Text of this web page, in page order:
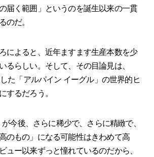
届く範囲」というのを誕生以来の一貫
のだ。
によると、近年ますます生産本数を少
るらしい。そして、その目論見は、
た「アルパイン イーグル」の世界的ヒ
するだろう。
今後、さらに稀少で、さらに精緻で、
のもの」になる可能性はきわめて高
ュー以来ずっと憧れているのだから、